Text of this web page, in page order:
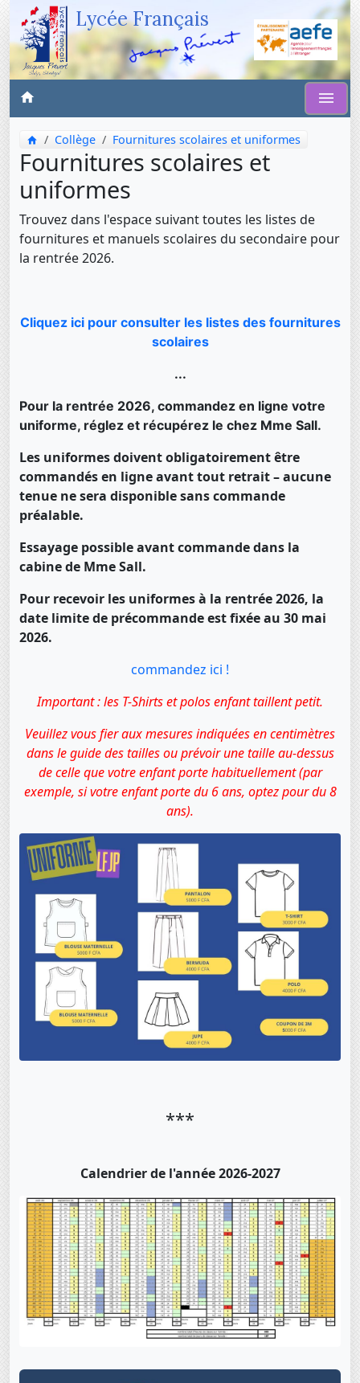
Lycée Français
Collège Fournitures scolaires et uniformes
Fournitures scolaires et
uniformes
Trouvez dans l'espace suivant toutes les listes de
fournitures et manuels scolaires du secondaire pour
la rentrée 2026.
Cliquez ici pour consulter les listes des fournitures
scolaires
...
Pour la rentrée 2026, commandez en ligne votre
uniforme, réglez et récupérez le chez Mme Sall.
Les uniformes doivent obligatoirement être
commandés en ligne avant tout retrait – aucune
tenue ne sera disponible sans commande
préalable.
Essayage possible avant commande dans la
cabine de Mme Sall.
Pour recevoir les uniformes à la rentrée 2026, la
date limite de précommande est fixée au 30 mai
2026.
commandez ici !
Important : les T-Shirts et polos enfant taillent petit.
Veuillez vous fier aux mesures indiquées en centimètres
dans le guide des tailles ou prévoir une taille au-dessus
de celle que votre enfant porte habituellement (par
exemple, si votre enfant porte du 6 ans, optez pour du 8
ans).
***
Calendrier de l'année 2026-2027